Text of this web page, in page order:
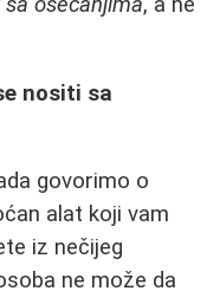
nositi sa
govorimo o
alat koji vam
iz nečijeg
ne može da